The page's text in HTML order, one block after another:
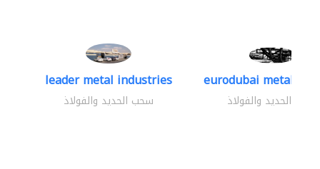
leader metal industries
سحب الحديد والفولاذ
eurodubai metal
سحب الحديد والفولاذ